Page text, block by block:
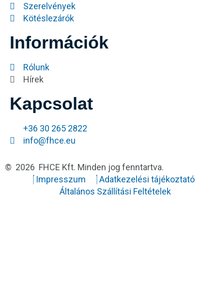
Szerelvények
Kötéslezárók
Információk
Rólunk
Hírek
Kapcsolat
+36 30 265 2822
info@fhce.eu
© 2026 FHCE Kft. Minden jog fenntartva.
Impresszum
Adatkezelési tájékoztató
Általános Szállítási Feltételek